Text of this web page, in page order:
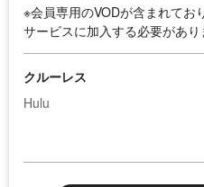
※会員専用のVODが含まれてお
サービスに加入する必要があり
クルーレス
Hulu